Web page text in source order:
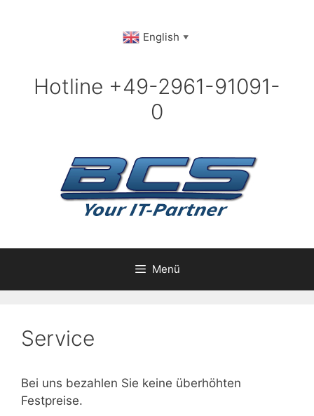
English ▼
Hotline +49-2961-91091-
0
Menü
Service
Bei uns bezahlen Sie keine überhöhten
Festpreise.